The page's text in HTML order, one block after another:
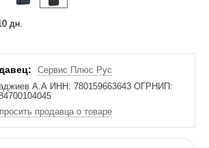
дн.
Сервис Плюс Рус
А.А ИНН: 780159663643 ОГРНИП:
продавца о товаре